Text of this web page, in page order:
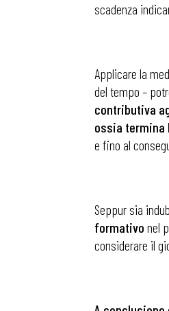
scadenza
Applicare la
del tempo –
contributiva
ossia termina
e fino al
Seppur sia
formativo nel
considerare il